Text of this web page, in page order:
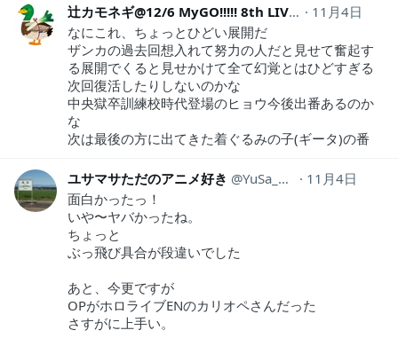
辻カモネギ@12/6 MyGO!!!!! 8th LIVE srx40090
11月4日
なにこれ、ちょっとひどい展開だ
ザンカの過去回想入れて努力の人だと見せて奮起す
る展開でくると見せかけて全て幻覚とはひどすぎる
次回復活したりしないのかな
中央獄卒訓練校時代登場のヒョウ今後出番あるのか
な
次は最後の方に出てきた着ぐるみの子(ギータ)の番
ユサマサただのアニメ好き YuSa_MaSa1982
11月4日
面白かったっ！
いや〜ヤバかったね。
ちょっと
ぶっ飛び具合が段違いでした
あと、今更ですが
OPがホロライブENのカリオペさんだった
さすがに上手い。